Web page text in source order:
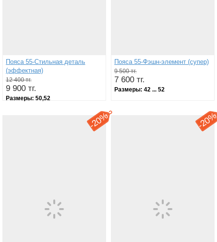
Пояса 55-Стильная деталь
(эффектная)
12 400 тг.
9 900 тг.
Размеры: 50,52
Пояса 55-Фэшн-элемент (супер)
9 500 тг.
7 600 тг.
Размеры: 42 ... 52
-
20% -